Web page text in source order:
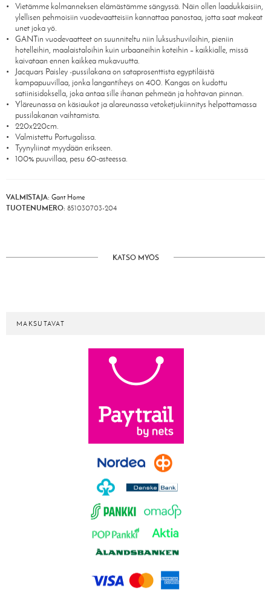
Vietämme kolmanneksen elämästämme sängyssä. Näin ollen laadukkaisiin,
ylellisen pehmoisiin vuodevaatteisiin kannattaa panostaa, jotta saat makeat
unet joka yö.
GANTin vuodevaatteet on suunniteltu niin luksushuviloihin, pieniin
hotelleihin, maalaistaloihin kuin urbaaneihin koteihin – kaikkialle, missä
kaivataan ennen kaikkea mukavuutta.
Jacquars Paisley ‑pussilakana on sataprosenttista egyptiläistä
kampapuuvillaa, jonka langantiheys on 400. Kangas on kudottu
satiinisidoksella, joka antaa sille ihanan pehmeän ja hohtavan pinnan.
Yläreunassa on käsiaukot ja alareunassa vetoketjukiinnitys helpottamassa
pussilakanan vaihtamista.
220x220cm.
Valmistettu Portugalissa.
Tyynyliinat myydään erikseen.
100% puuvillaa, pesu 60-asteessa.
VALMISTAJA: Gant Home
TUOTENUMERO: 851030703-204
KATSO MYÖS
MAKSUTAVAT